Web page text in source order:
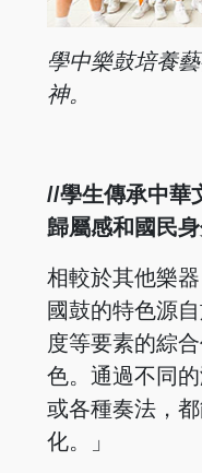
學中樂鼓培養
神。
//學生傳承中華
歸屬感和國民
相較於其他樂
國鼓的特色源
度等要素的綜
色。通過不同
或各種奏法，
化。」